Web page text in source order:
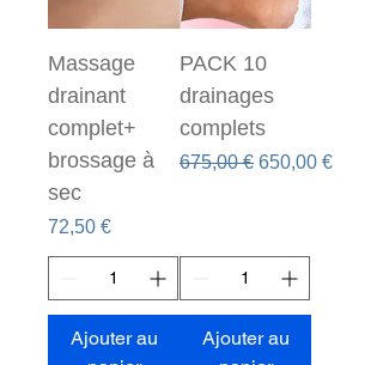
Massage
drainant
complet+
brossage à
sec
Prix
72,50 €
Ajouter au
PACK 10
drainages
complets
Prix original
675,00 € Prix
650,00 €
Ajouter au